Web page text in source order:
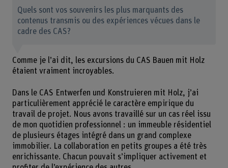
Quels sont vos souvenirs les plus marquants des
contenus transmis ou des expériences vécues dans le
cadre des CAS?
Comme je l’ai dit, les excursions du CAS Bauen mit Holz
étaient vraiment incroyables.
Dans le CAS Entwerfen und Konstruieren mit Holz, j’ai
particulièrement apprécié le caractère empirique du
travail de projet. Nous avons travaillé sur un cas réel issu
de mon quotidien professionnel : un immeuble résidentiel
de plusieurs étages intégré dans un grand complexe
immobilier. La collaboration en petits groupes a été très
enrichissante. Chacun pouvait s’impliquer activement et